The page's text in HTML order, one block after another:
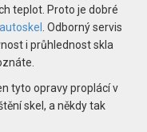
teplot. Proto je dobré
. Odborný servis
i průhlednost skla
tyto opravy proplácí v
skel, a někdy tak